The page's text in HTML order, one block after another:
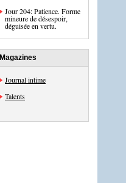
Jour 204: Patience. Forme
mineure de désespoir,
déguisée en vertu.
Magazines
Journal intime
Talents